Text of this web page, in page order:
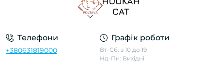
Телефони
+380631819000
Графік роботи
Вт-Сб: з 10 до 19
Нд-Пн: Вихідні